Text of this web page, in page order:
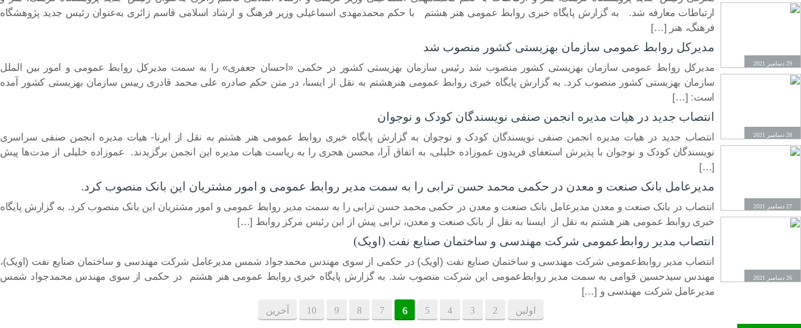
ارتباطات معارفه شد. به گزارش پایگاه خبری روابط عمومی هنر هشتم با حکم محمدمهدی اسماعیلی وزیر فرهنگ و ارشاد اسلامی قاسم زائری به‌عنوان رئیس جدید پژوهشگاه
فرهنگ، هنر […]
29 دسامبر 2021
مدیرکل روابط عمومی سازمان بهزیستی کشور منصوب شد
مدیرکل روابط عمومی سازمان بهزیستی کشور منصوب شد رئیس سازمان بهزیستی کشور در حکمی «احسان جعفری» را به سمت مدیرکل روابط عمومی و امور بین الملل
سازمان بهزیستی کشور منصوب کرد. به گزارش پایگاه خبری روابط عمومی هنرهشتم به نقل از ایسنا، در متن حکم صادره علی محمد قادری رییس سازمان بهزیستی کشور آمده
است: […]
28 دسامبر 2021
انتصاب جدید در هیات مدیره انجمن صنفی نویسندگان کودک و نوجوان
انتصاب جدید در هیات مدیره انجمن صنفی نویسندگان کودک و نوجوان به گزارش پایگاه خبری روابط عمومی هنر هشتم به نقل از ایرنا- هیات مدیره انجمن صنفی سراسری
نویسندگان کودک و نوجوان با پذیرش استعفای فریدون عموزاده ‌خلیلی، به اتفاق آرا، محسن هجری را به ریاست هیات مدیره این انجمن برگزیدند. عموزاده خلیلی از مدت‌ها پیش
[…]
27 دسامبر 2021
مدیرعامل بانک صنعت و معدن در حکمی محمد حسن ترابی را به سمت مدیر روابط عمومی و امور مشتریان این بانک منصوب کرد.
انتصاب در بانک صنعت و معدن مدیرعامل بانک صنعت و معدن در حکمی محمد حسن ترابی را به سمت مدیر روابط عمومی و امور مشتریان این بانک منصوب کرد. به گزارش پایگاه
خبری روابط عمومی هنر هشتم به نقل از ایسنا به نقل از بانک صنعت و معدن، ترابی پیش از این رئیس مرکز روابط […]
26 دسامبر 2021
انتصاب مدیر روابط‌عمومی شرکت مهندسی و ساختمان صنایع نفت (اویک)
انتصاب مدیر روابط‌عمومی شرکت مهندسی و ساختمان صنایع نفت (اویک) در حکمی از سوی مهندس محمدجواد شمس مدیرعامل شرکت مهندسی و ساختمان صنایع نفت (اویک)،
مهندس سیدحسین قوامی به سمت مدیر روابط‌عمومی این شرکت منصوب شد. به گزارش پایگاه خبری روابط عمومی هنر هشتم در حکمی از سوی مهندس محمدجواد شمس
مدیرعامل شرکت مهندسی و […]
اولین 2
3
4
5
6
7
8
9
10 آخرین